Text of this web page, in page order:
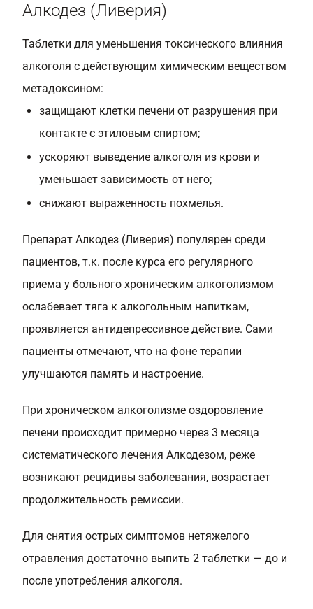
Алкодез (Ливерия)
Таблетки для уменьшения токсического влияния
алкоголя с действующим химическим веществом
метадоксином:
защищают клетки печени от разрушения при
контакте с этиловым спиртом;
ускоряют выведение алкоголя из крови и
уменьшает зависимость от него;
снижают выраженность похмелья.
Препарат Алкодез (Ливерия) популярен среди
пациентов, т.к. после курса его регулярного
приема у больного хроническим алкоголизмом
ослабевает тяга к алкогольным напиткам,
проявляется антидепрессивное действие. Сами
пациенты отмечают, что на фоне терапии
улучшаются память и настроение.
При хроническом алкоголизме оздоровление
печени происходит примерно через 3 месяца
систематического лечения Алкодезом, реже
возникают рецидивы заболевания, возрастает
продолжительность ремиссии.
Для снятия острых симптомов нетяжелого
отравления достаточно выпить 2 таблетки — до и
после употребления алкоголя.